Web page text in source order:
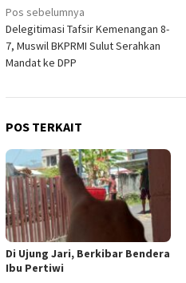
Navigasi
pos
Pos sebelumnya
Delegitimasi Tafsir Kemenangan 8-
7, Muswil BKPRMI Sulut Serahkan
Mandat ke DPP
POS TERKAIT
Di Ujung Jari, Berkibar Bendera
Ibu Pertiwi